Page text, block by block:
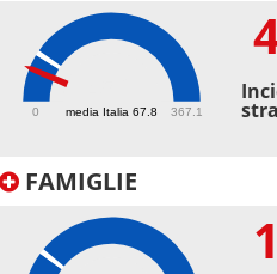
media Italia 67.8
0 367.1
FAMIGLIE